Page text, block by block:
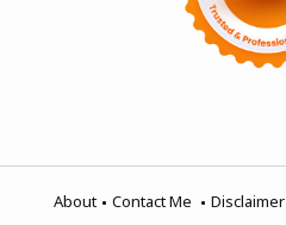
About Contact Me Disclaimer